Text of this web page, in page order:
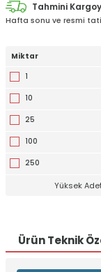
Tahmini
Hafta sonu ve resmi
Miktar
1
10
25
100
250
Yüksek
Ürün Teknik